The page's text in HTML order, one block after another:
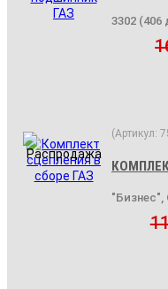
3302 (406
(Артикул:
"Бизнес",